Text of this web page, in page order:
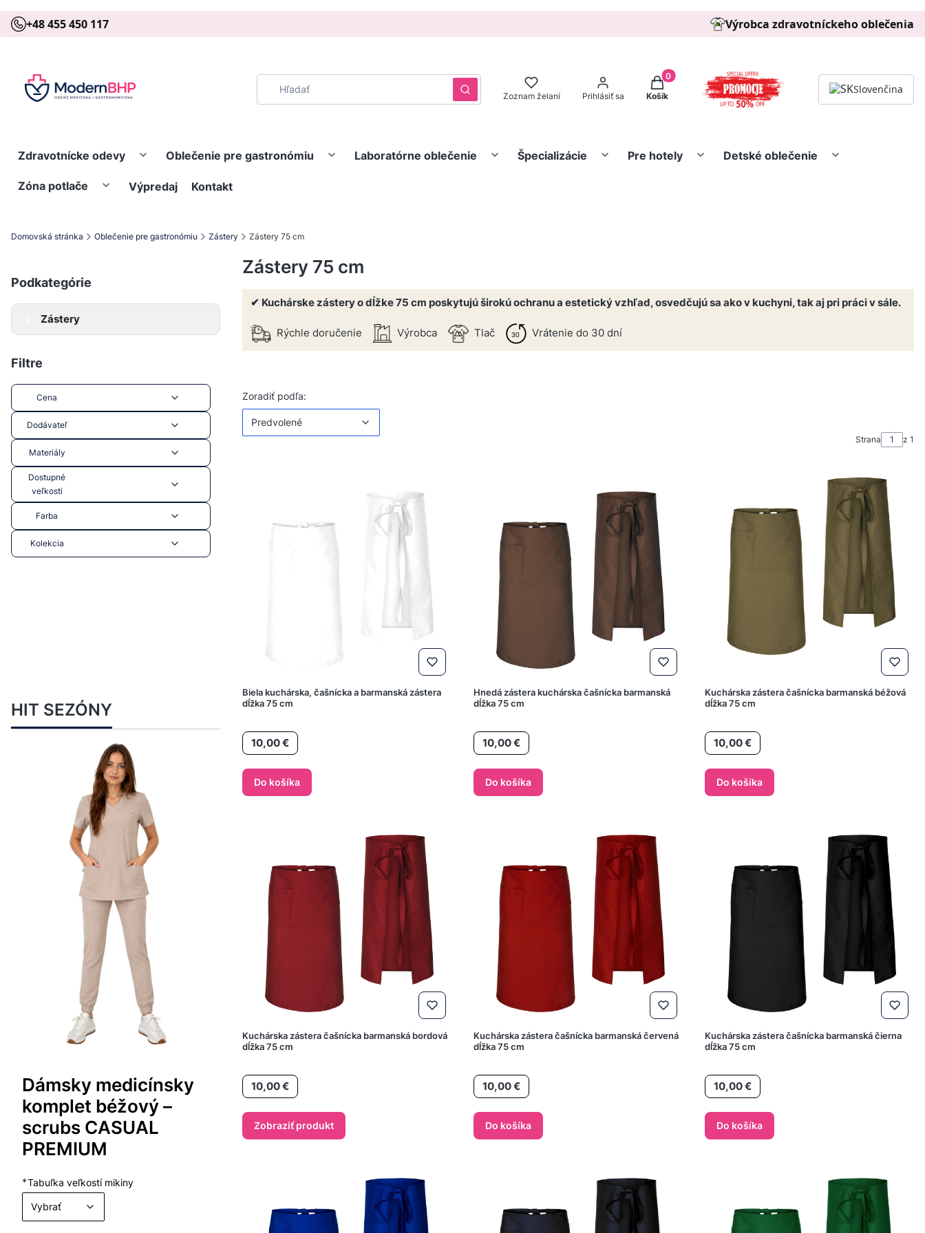
+48 455 450 117 Výrobca zdravotníckeho oblečenia
VyčistiťHľadať Zoznam želaní Prihlásiť sa
Produkty v košíku: 0. zobraziť detaily
Košík
Slovenčina
Zdravotnícke odevy Oblečenie pre gastronómiu Laboratórne oblečenie Špecializácie Pre hotely Detské oblečenie
Zóna potlače Výpredaj Kontakt
Domovská stránka Oblečenie pre gastronómiu Zástery Zástery 75 cm
Podkategórie
Zástery
Filtre
Cena
Dodávateľ
Materiály
Dostupné
veľkosti
Farba
Kolekcia
HIT SEZÓNY
Dámsky medicínsky
komplet béžový –
scrubs CASUAL
PREMIUM
*Tabuľka veľkostí mikiny
Vybrať
Zástery 75 cm
✔ Kuchárske zástery o dĺžke 75 cm poskytujú širokú ochranu a estetický vzhľad, osvedčujú sa ako v kuchyni, tak aj pri práci v sále.
Rýchle doručenie Výrobca Tlač Vrátenie do 30 dní
Zoznam produktov
Zoradiť podľa:
Predvolené
Strana z 1
Biela kuchárska, čašnícka a barmanská zástera
dĺžka 75 cm
Cena
10,00 €
Do košíka
Hnedá zástera kuchárska čašnícka barmanská
dĺžka 75 cm
Cena
10,00 €
Do košíka
Kuchárska zástera čašnícka barmanská béžová
dĺžka 75 cm
Cena
10,00 €
Do košíka
Kuchárska zástera čašnícka barmanská bordová
dĺžka 75 cm
Cena
10,00 €
Zobraziť produkt
Kuchárska zástera čašnícka barmanská červená
dĺžka 75 cm
Cena
10,00 €
Do košíka
Kuchárska zástera čašnícka barmanská čierna
dĺžka 75 cm
Cena
10,00 €
Do košíka